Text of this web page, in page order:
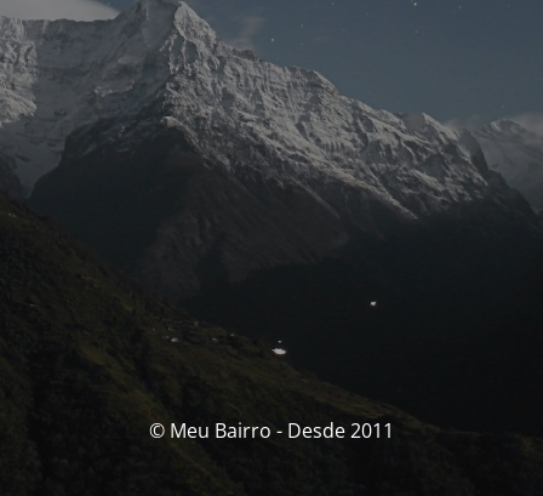
© Meu Bairro - Desde 2011